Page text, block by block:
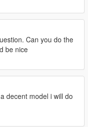
Can you do the
be nice
decent model i will do